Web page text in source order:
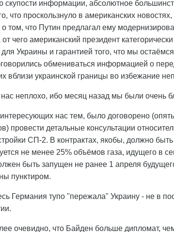
скупости информации, абсолютное
что проскользнуло в американских
о том, что Путин предлагал ему
чего американский президент
Украины и гарантией того, что мы
обмениваться информацией о
вблизи украинской границы во избежание
неплохо, ибо месяц назад мы были очень
нас тем, было договорено
провести детальные консультации
СП-2. В контрактах, якобы, должно
не менее 25% объёмов газа, идущего в
быть запущен не ранее 1 апреля
пунктиром.
Германия тупо "пережала" Украину - не в
очевидно, что Байден больше дипломат,